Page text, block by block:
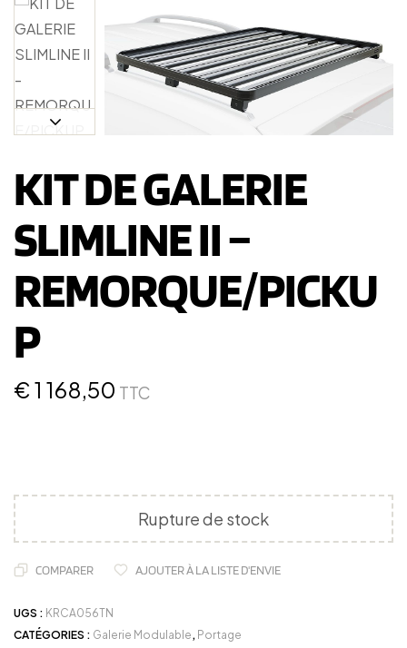
KIT DE GALERIE
SLIMLINE II –
REMORQUE/PICKU
P
€ 1 168,50 TTC
Rupture de stock
COMPARER AJOUTER À LA LISTE D'ENVIE
UGS : KRCA056TN
CATÉGORIES : Galerie Modulable, Portage